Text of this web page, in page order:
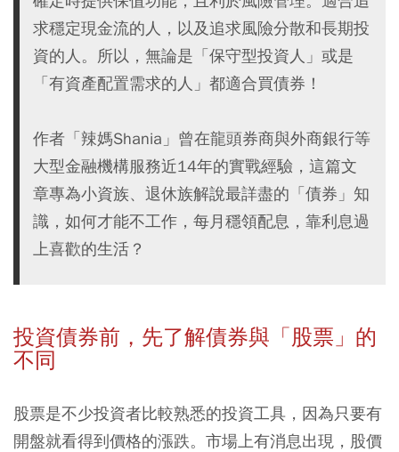
求穩定現金流的人，以及追求風險分散和長期投
資的人。所以，無論是「保守型投資人」或是
「有資產配置需求的人」都適合買債券！
作者「辣媽Shania」曾在龍頭券商與外商銀行等
大型金融機構服務近14年的實戰經驗，這篇文
章專為小資族、退休族解說最詳盡的「債券」知
識，如何才能不工作，每月穩領配息，靠利息過
上喜歡的生活？
投資債券前，先了解債券與「股票」的
不同
股票是不少投資者比較熟悉的投資工具，因為只要有
開盤就看得到價格的漲跌。市場上有消息出現，股價